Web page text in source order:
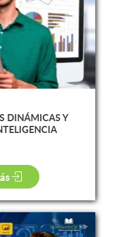
DINÁMICAS Y